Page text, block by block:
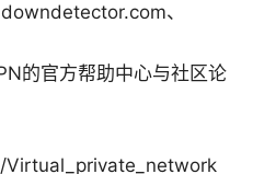
、
的官方帮助中心与社区论